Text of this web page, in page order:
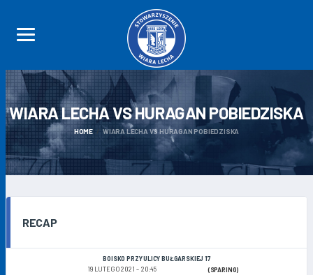
WIARA LECHA VS HURAGAN POBIEDZISKA
HOME WIARA LECHA VS HURAGAN POBIEDZISKA
RECAP
BOISKO PRZY ULICY BUŁGARSKIEJ 17
19 LUTEGO 2021
20:45 (SPARING)